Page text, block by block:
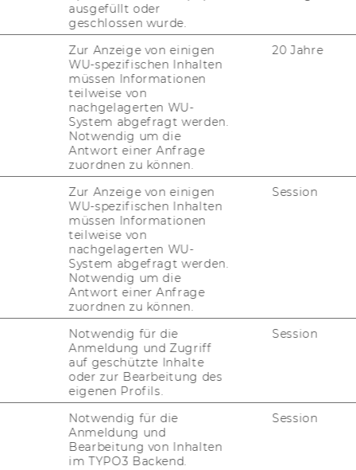
CAREER DEVELOPMENT
RELOCATION SUPPORT
and Business, we’re building the
research and education. As a leading
university with triple accreditation,
the perfect platform to advance their
livable cities.
ausgefüllt oder
geschlossen wurde.
Zur Anzeige von einigen
WU-spezifischen Inhalten
müssen Informationen
teilweise von
nachgelagerten WU-
System abgefragt werden.
Notwendig um die
Antwort einer Anfrage
zuordnen zu können.
20 Jahre
Zur Anzeige von einigen
WU-spezifischen Inhalten
müssen Informationen
teilweise von
nachgelagerten WU-
System abgefragt werden.
Notwendig um die
Antwort einer Anfrage
zuordnen zu können.
Session
Notwendig für die
Anmeldung und Zugriff
auf geschützte Inhalte
oder zur Bearbeitung des
eigenen Profils.
Session
Notwendig für die
Anmeldung und
Bearbeitung von Inhalten
im TYPO3 Backend.
Session